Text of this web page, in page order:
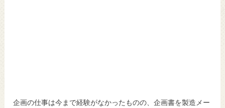
企画の仕事は今まで経験がなかったものの、企画書を製造メー